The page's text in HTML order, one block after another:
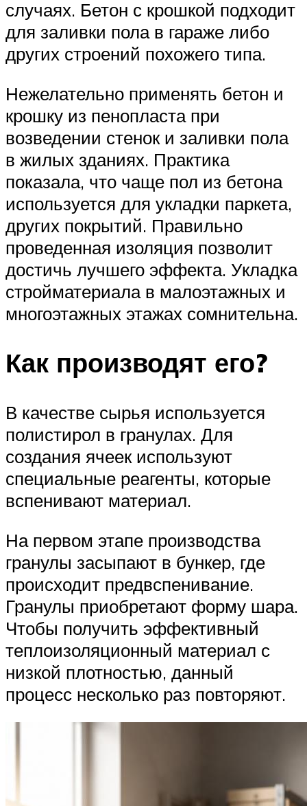
случаях. Бетон с крошкой подходит
для заливки пола в гараже либо
других строений похожего типа.
Нежелательно применять бетон и
крошку из пенопласта при
возведении стенок и заливки пола
в жилых зданиях. Практика
показала, что чаще пол из бетона
используется для укладки паркета,
других покрытий. Правильно
проведенная изоляция позволит
достичь лучшего эффекта. Укладка
стройматериала в малоэтажных и
многоэтажных этажах сомнительна.
Как производят его?
В качестве сырья используется
полистирол в гранулах. Для
создания ячеек используют
специальные реагенты, которые
вспенивают материал.
На первом этапе производства
гранулы засыпают в бункер, где
происходит предвспенивание.
Гранулы приобретают форму шара.
Чтобы получить эффективный
теплоизоляционный материал с
низкой плотностью, данный
процесс несколько раз повторяют.